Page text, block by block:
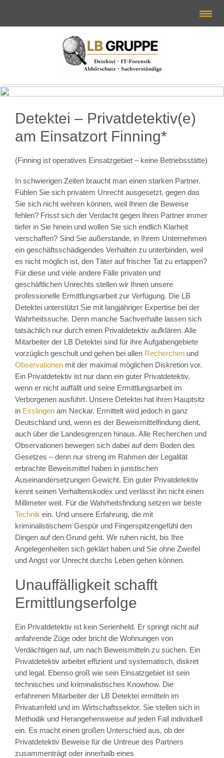
Detektei – Privatdetektiv(e)
am Einsatzort Finning*
(Finning ist operatives Einsatzgebiet – keine Betriebsstätte)
In schwierigen Zeiten braucht man einen starken Partner.
Fühlen Sie sich privatem Unrecht ausgesetzt, gegen das
Sie sich nicht wehren können, weil Ihnen die Beweise
fehlen? Frisst sich der Verdacht gegen Ihren Partner immer
tiefer in Sie hinein und wollen Sie sich endlich Klarheit
verschaffen? Sind Sie außerstande, in Ihrem Unternehmen
ein geschäftsschädigendes Verhalten zu unterbinden, weil
es nicht möglich ist, den Täter auf frischer Tat zu ertappen?
Für diese und viele andere Fälle privaten und
geschäftlichen Unrechts stellen wir Ihnen unsere
professionelle Ermittlungsarbeit zur Verfügung. Die LB
Detektei unterstützt Sie mit langjähriger Expertise bei der
Wahrheitssuche. Denn manche Sachverhalte lassen sich
tatsächlich nur durch einen Privatdetektiv aufklären. Alle
Mitarbeiter der LB Detektei sind für ihre Aufgabengebiete
vorzüglich geschult und gehen bei allen Recherchen und
Observationen mit der maximal möglichen Diskretion vor.
Ein Privatdetektiv ist nur dann ein guter Privatdetektiv,
wenn er nicht auffällt und seine Ermittlungsarbeit im
Verborgenen ausführt. Unsere Detektei hat ihren Hauptsitz
in Esslingen am Neckar. Ermittelt wird jedoch in ganz
Deutschland und, wenn es der Beweismittelfindung dient,
auch über die Landesgrenzen hinaus. Alle Recherchen und
Observationen bewegen sich dabei auf dem Boden des
Gesetzes – denn nur streng im Rahmen der Legalität
erbrachte Beweismittel haben in juristischen
Auseinandersetzungen Gewicht. Ein guter Privatdetektiv
kennt seinen Verhaltenskodex und verlässt ihn nicht einen
Millimeter weit. Für die Wahrheitsfindung setzen wir beste
Technik ein. Und unsere Erfahrung, die mit
kriminalistischem Gespür und Fingerspitzengefühl den
Dingen auf den Grund geht. Wir ruhen nicht, bis Ihre
Angelegenheiten sich geklärt haben und Sie ohne Zweifel
und Angst vor Unrecht durchs Leben gehen können.
Unauffälligkeit schafft
Ermittlungserfolge
Ein Privatdetektiv ist kein Serienheld. Er springt nicht auf
anfahrende Züge oder bricht die Wohnungen von
Verdächtigen auf, um nach Beweismitteln zu suchen. Ein
Privatdetektiv arbeitet effizient und systematisch, diskret
und legal. Ebenso groß wie sein Einsatzgebiet ist sein
technisches und kriminalistisches Knowhow. Die
erfahrenen Mitarbeiter der LB Detektei ermitteln im
Privatumfeld und im Wirtschaftssektor. Sie stellen sich in
Methodik und Herangehensweise auf jeden Fall individuell
ein. Es macht einen großen Unterschied aus, ob der
Privatdetektiv Beweise für die Untreue des Partners
zusammenträgt oder innerhalb eines